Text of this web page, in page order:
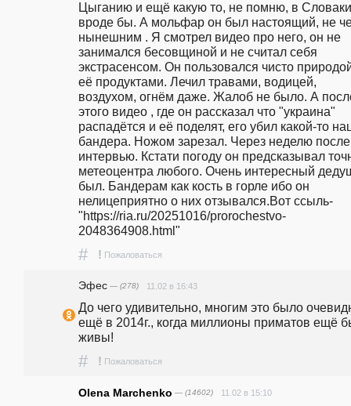
Цыганию и ещё какую то, не помню, в
вроде бы. А мольфар он был настоящий, не
нынешним . Я смотрел видео про него, он не
занимался бесовщиной и не считал себя
экстрасенсом. Он пользовался чисто
её продуктами. Лечил травами, водицей,
воздухом, огнём даже. Жалоб не было. А
этого видео , где он рассказал что "украина"
распадётся и её поделят, его убил какой-то
бандера. Ножом зарезал. Через неделю после
интервью. Кстати погоду он предсказывал
метеоцентра любого. Очень интересный
был. Бандерам как кость в горле ибо он
нелицеприятно о них отзывался.Вот ссыль-
"https://ria.ru/20251016/prorochestvo-
2048364908.html"
# ! Пожаловаться
Эфес — (278) 11.02 в 16:43
До чего удивительно, многим это было
ещё в 2014г., когда миллионы приматов ещё
живы!
# ! Пожаловаться
Olena Marchenko — (14602) 11.02 в 15:10